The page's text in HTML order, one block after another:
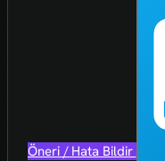
Öneri / Hata Bildir